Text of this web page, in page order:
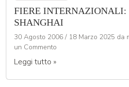
FIERE INTERNAZIONALI:
SHANGHAI
30 Agosto 2006 / 18 Marzo 2025 da
un Commento
Leggi tutto »